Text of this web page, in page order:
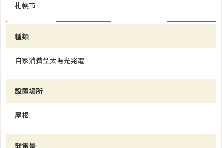
札幌市
種類
自家消費型太陽光発電
設置場所
屋根
発電量